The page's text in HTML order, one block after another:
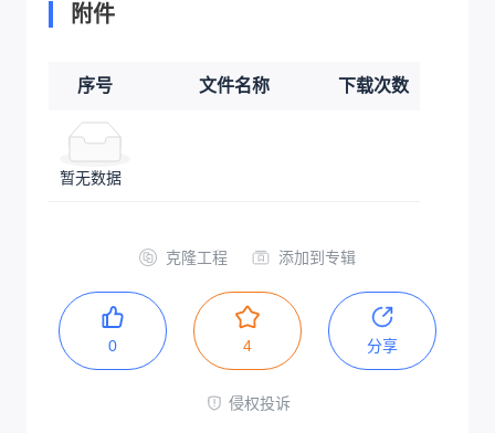
附件
序号 文件名称 下载次数
暂无数据
克隆工程 添加到专辑
0 4 分享
侵权投诉